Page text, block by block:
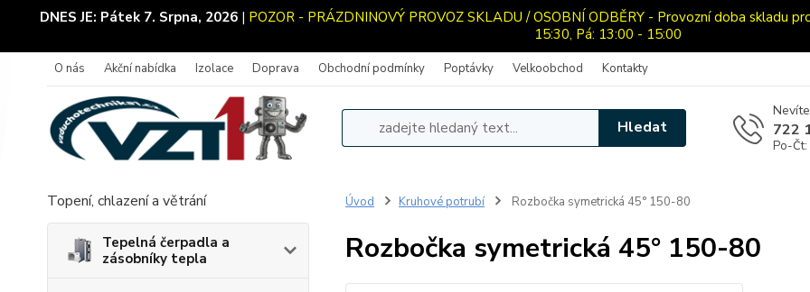
DNES JE: Pátek 7. Srpna, 2026 | POZOR - PRÁZDNINOVÝ PROVOZ SKLADU / OSOBNÍ ODBĚRY - Provozní doba skladu
15:30, Pá: 13:00 - 15:00
O nás Akční nabídka Izolace Doprava Obchodní podmínky Poptávky Velkoobchod Kontakty
Hledat 722
Po-
Topení, chlazení a větrání
Tepelná čerpadla a
zásobníky tepla
Úvod Kruhové potrubí Rozbočka symetrická 45° 150-80
Rozbočka symetrická 45° 150-80